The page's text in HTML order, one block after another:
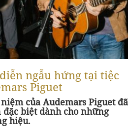
ngẫu hứng tại tiệc
Piguet
của Audemars Piguet đã
biệt dành cho những
hiệu.